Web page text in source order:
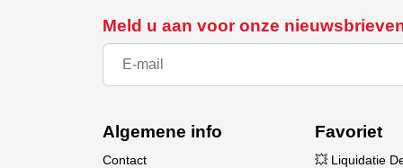
Meld u aan voor onze
Algemene info
Contact
Favoriet
💥 Liquidatie